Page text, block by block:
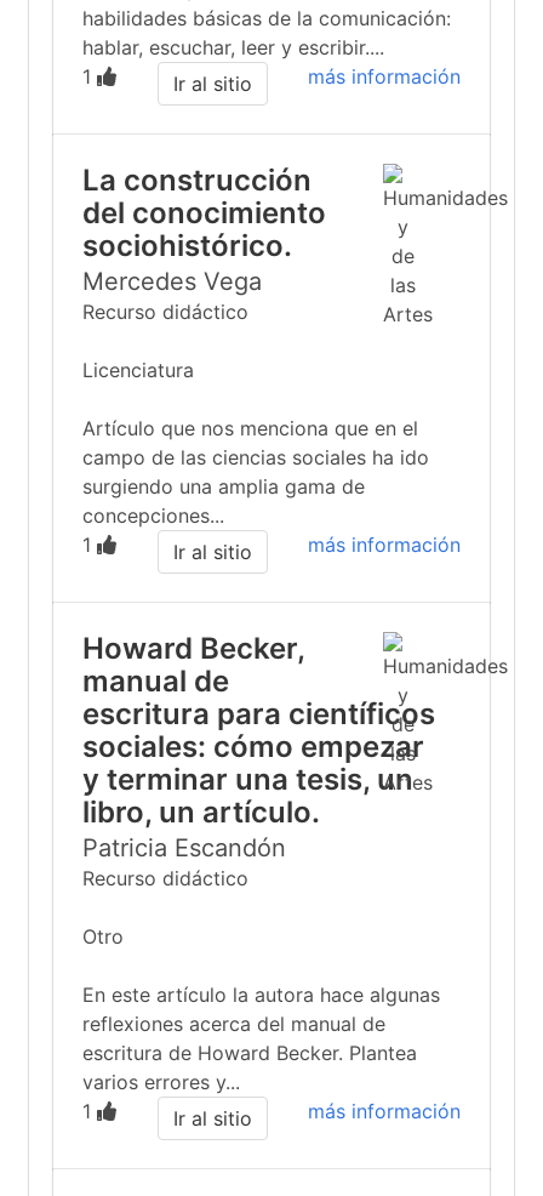
habilidades básicas de la comunicación:
hablar, escuchar, leer y escribir....
1
más información
Ir al sitio
La construcción
del conocimiento
sociohistórico.
Mercedes Vega
Recurso didáctico
Licenciatura
Artículo que nos menciona que en el
campo de las ciencias sociales ha ido
surgiendo una amplia gama de
concepciones...
1
más información
Ir al sitio
Howard Becker,
manual de
escritura para científicos
sociales: cómo empezar
y terminar una tesis, un
libro, un artículo.
Patricia Escandón
Recurso didáctico
Otro
En este artículo la autora hace algunas
reflexiones acerca del manual de
escritura de Howard Becker. Plantea
varios errores y...
1
más información
Ir al sitio